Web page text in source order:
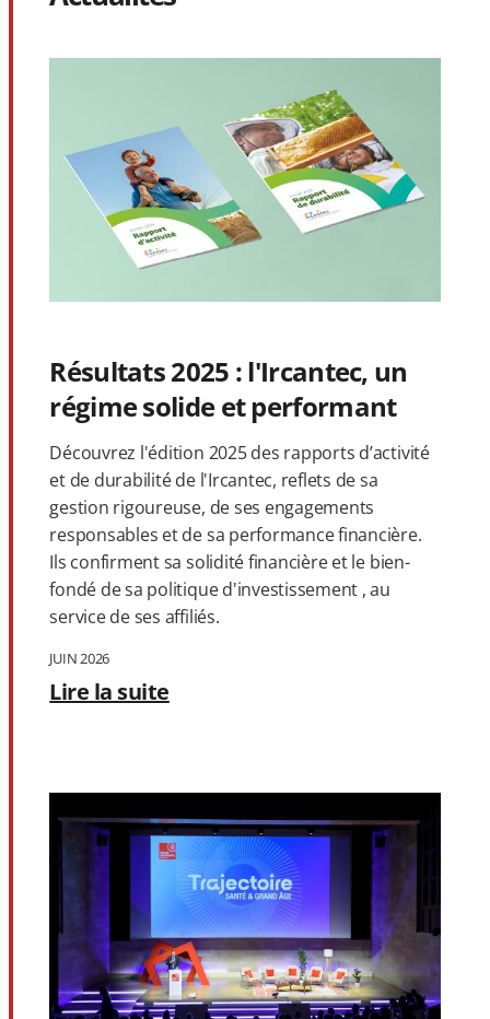
Résultats 2025 : l'Ircantec, un
régime solide et performant
Découvrez l'édition 2025 des rapports d’activité
et de durabilité de l'Ircantec, reflets de sa
gestion rigoureuse, de ses engagements
responsables et de sa performance financière.
Ils confirment sa solidité financière et le bien-
fondé de sa politique d'investissement , au
service de ses affiliés.
JUIN 2026
Lire la suite